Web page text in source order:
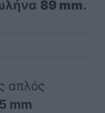
89 mm.
απλός
mm